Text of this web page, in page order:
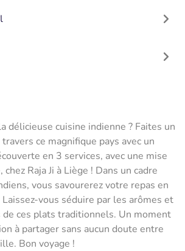
délicieuse cuisine indienne ? Faites un
ce magnifique pays avec un
en 3 services, avec une mise
Raja Ji à Liège ! Dans un cadre
vous savourerez votre repas en
vous séduire par les arômes et
de ces plats traditionnels. Un moment
à partager sans aucun doute entre
Bon voyage !